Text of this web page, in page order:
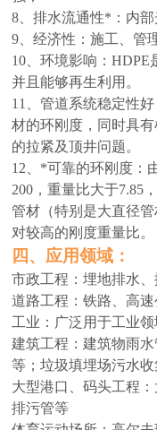
8、排水流通性*：内
9、经济性：施工、管
10、环境影响：HDPE
并且能够再生利用。
11、管道系统稳定性
材的环刚度，同时具
的拉紧及顶井问题。
12、*可靠的环刚度：
200，重量比大于7.85
管材（特别是大直径
对较高的刚度重量比。
四、 应用领域：
市政工程：埋地排水、
道路工程：铁路、高
工业：广泛用于工业
建筑工程：建筑物雨
等；垃圾填埋场污水收
大型港口、码头工程
排污管等